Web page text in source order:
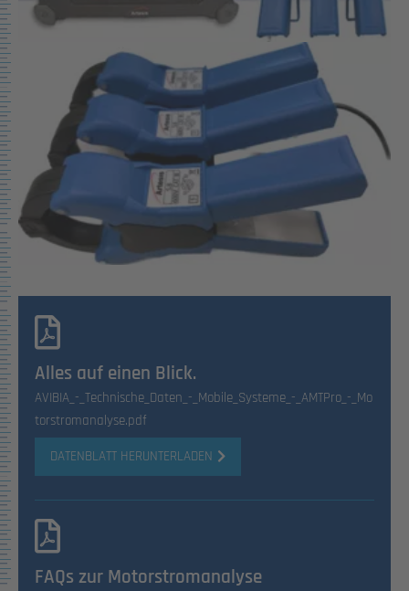
Show larger version for:
Alles auf einen Blick.
AVIBIA_-_Technische_Daten_-_Mobile_Systeme_-_AMTPro_-_Mo
torstromanalyse.pdf
DATENBLATT HERUNTERLADEN
FAQs zur Motorstromanalyse